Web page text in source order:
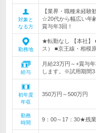
対象と
なる方
【業界・職種未経
☆20代から幅広い年
賞与年3回！
勤務地
★転勤なし 【本社】
ス） ■京王線・相模
給与
月給23万円～+賞与
します。※試用期間3
初年度
年収
350万円～500万円
勤務
時間
9：00～17：30★残業